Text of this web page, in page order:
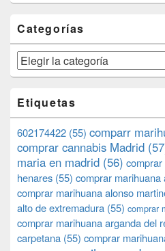
Categorías
Categorías
Etiquetas
602174422 (55) comparr
comprar cannabis Madrid
maria en madrid (56)
henares (55) comprar marihuana
comprar marihuana alonso
alto de extremadura (55) comprar
comprar marihuana arganda del
carpetana (55) comprar